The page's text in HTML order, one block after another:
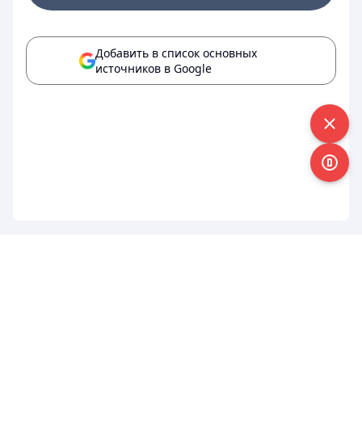
Добавить в список основных
источников в Google